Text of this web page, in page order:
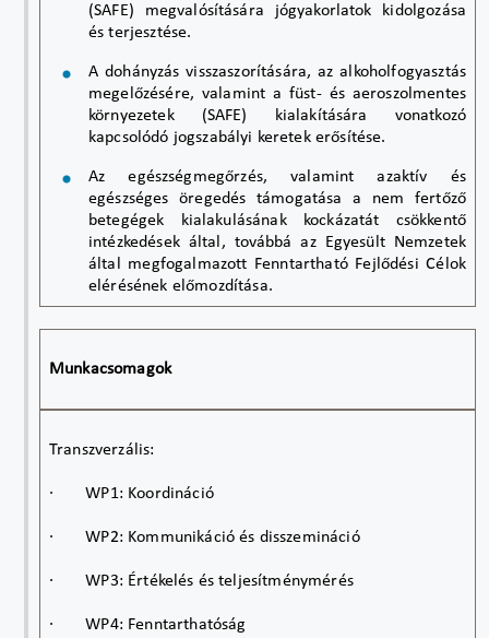
(SAFE) megvalósítására jógyakorlatok kidolgozása
és terjesztése.
A dohányzás visszaszorítására, az alkoholfogyasztás
megelőzésére, valamint a füst- és aeroszolmentes
környezetek (SAFE) kialakítására vonatkozó
kapcsolódó jogszabályi keretek erősítése.
Az egészségmegőrzés, valamint azaktív és
egészséges öregedés támogatása a nem fertőző
betegégek kialakulásának kockázatát csökkentő
intézkedések által, továbbá az Egyesült Nemzetek
által megfogalmazott Fenntartható Fejlődési Célok
elérésének előmozdítása.
Munkacsomagok
Transzverzális:
·WP1: Koordináció
·WP2: Kommunikáció és disszemináció
·WP3: Értékelés és teljesítménymérés
·WP4: Fenntarthatóság